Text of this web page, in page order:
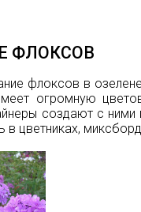
ФЛОКСОВ
флоксов в
огромную
создают с ними
цветниках,